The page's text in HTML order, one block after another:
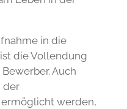
die Vollendung
Auch
der
werden,
zu nutzen.